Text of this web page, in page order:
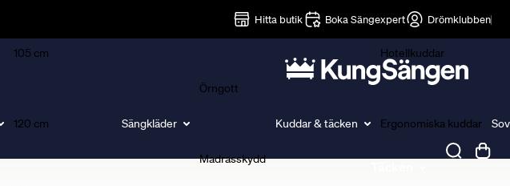
Hitta butik Boka Sängexpert Drömklubben
105 cm
120 cm Sängkläder
Örngott
Madrasskydd
Kuddar & täcken
Hotellkuddar
Ergonomiska kuddar